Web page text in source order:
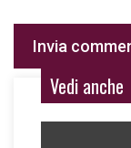
Vedi anche